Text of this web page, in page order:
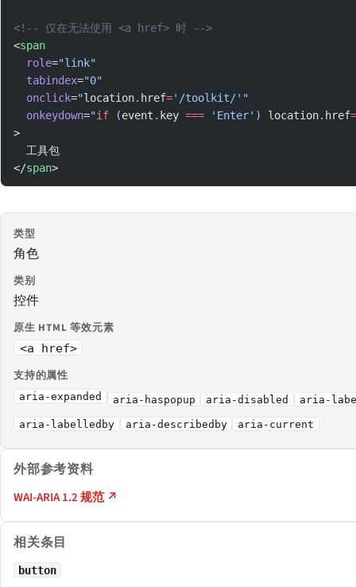
<!-- 仅在无法使用 <a href> 时 -->
<span
  role
="link"
  tabindex
="0"
  onclick
="location. href='/toolkit/'"
  onkeydown
="if (event . key === 'Enter') location. href=
>
  工具包
</span>
类型
角色
类别
控件
原生 HTML 等效元素
<a href>
支持的属性
aria-expanded aria-haspopup aria-disabled aria-
aria-labelledby aria-describedby aria-current
外部参考资料
WAI-ARIA 1.2 规范 ↗
相关条目
button